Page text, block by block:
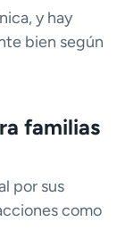
y hay
bien según
familias
por sus
como